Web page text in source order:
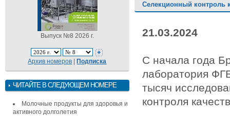
Выпуск №8 2026 г.
Архив номеров |Подписка
ЧИТАЙТЕ В СЛЕДУЮЩЕМ НОМЕРЕ
Молочные продукты для здоровья и
активного долголетия
Селекционный контроль
21.03.2024
С начала года
лаборатория
тысяч
контроля